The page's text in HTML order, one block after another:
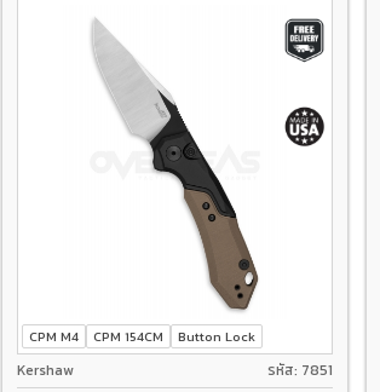
CPM M4 CPM 154CM Button Lock
Kershaw รหัส: 7851